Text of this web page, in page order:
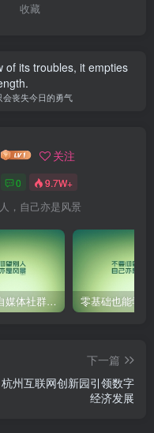
收藏
of its troubles, it empties
丧失今日的勇气
关注
0 9.7W+
，自己亦是风景
高效运营自媒体社群，让内容更有价值！
下一篇
杭州互联网创新园引领数字
经济发展